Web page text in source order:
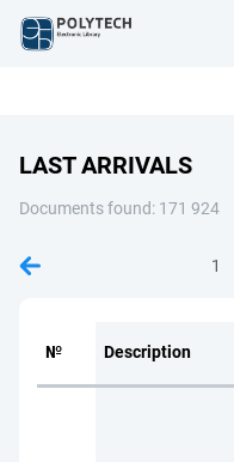
LAST ARRIVALS
Documents found: 171 924
1
№ Description